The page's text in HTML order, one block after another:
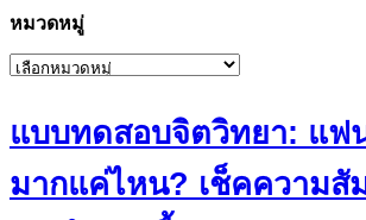
หมวดหมู่
หมวด
แบบทดสอบจิตวิทยา: แ
มากแค่ไหน? เช็คความสั